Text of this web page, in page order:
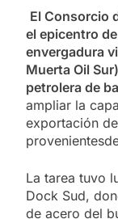
El Consorcio
el epicentro
envergadura
Muerta Oil
petrolera de
ampliar la
exportación
La tarea tuvo
Dock Sud,
de acero del